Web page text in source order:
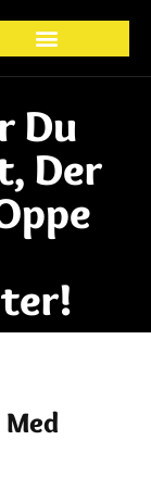
Du
Der